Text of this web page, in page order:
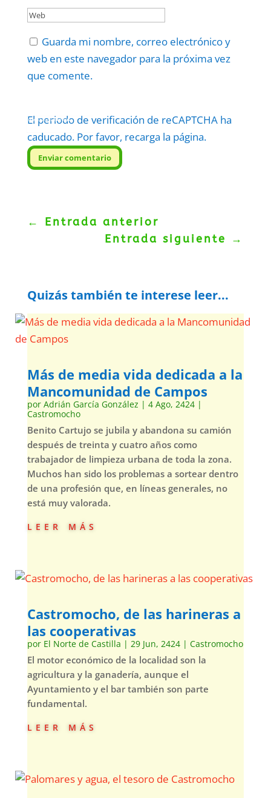
Guarda mi nombre, correo electrónico y
web en este navegador para la próxima vez
que comente.
El periodo de verificación de reCAPTCHA ha
caducado. Por favor, recarga la página.
Enviar comentario
Protegidos porreCAPTCHA
Politica–
← Entrada anterior
Entrada siguiente
→
Quizás también te interese leer...
Más de media vida dedicada a la
Mancomunidad de Campos
por Adrián García González | 4 Ago, 2424|
Castromocho
Benito Cartujo se jubila y abandona su camión
después de treinta y cuatro años como
trabajador de limpieza urbana de toda la zona.
Muchos han sido los problemas a sortear dentro
de una profesión que, en líneas generales, no
está muy valorada.
leer más
Castromocho, de las harineras a
las cooperativas
por El Norte de Castilla | 29 Jun, 2424| Castromocho
El motor económico de la localidad son la
agricultura y la ganadería, aunque el
Ayuntamiento y el bar también son parte
fundamental.
leer más